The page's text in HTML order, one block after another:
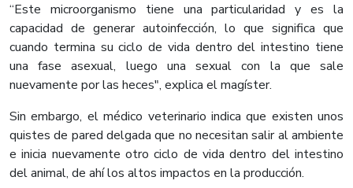
“Este microorganismo tiene una particularidad y es la
capacidad de generar autoinfección, lo que significa que
cuando termina su ciclo de vida dentro del intestino tiene
una fase asexual, luego una sexual con la que sale
nuevamente por las heces", explica el magíster.
Sin embargo, el médico veterinario indica que existen unos
quistes de pared delgada que no necesitan salir al ambiente
e inicia nuevamente otro ciclo de vida dentro del intestino
del animal, de ahí los altos impactos en la producción.